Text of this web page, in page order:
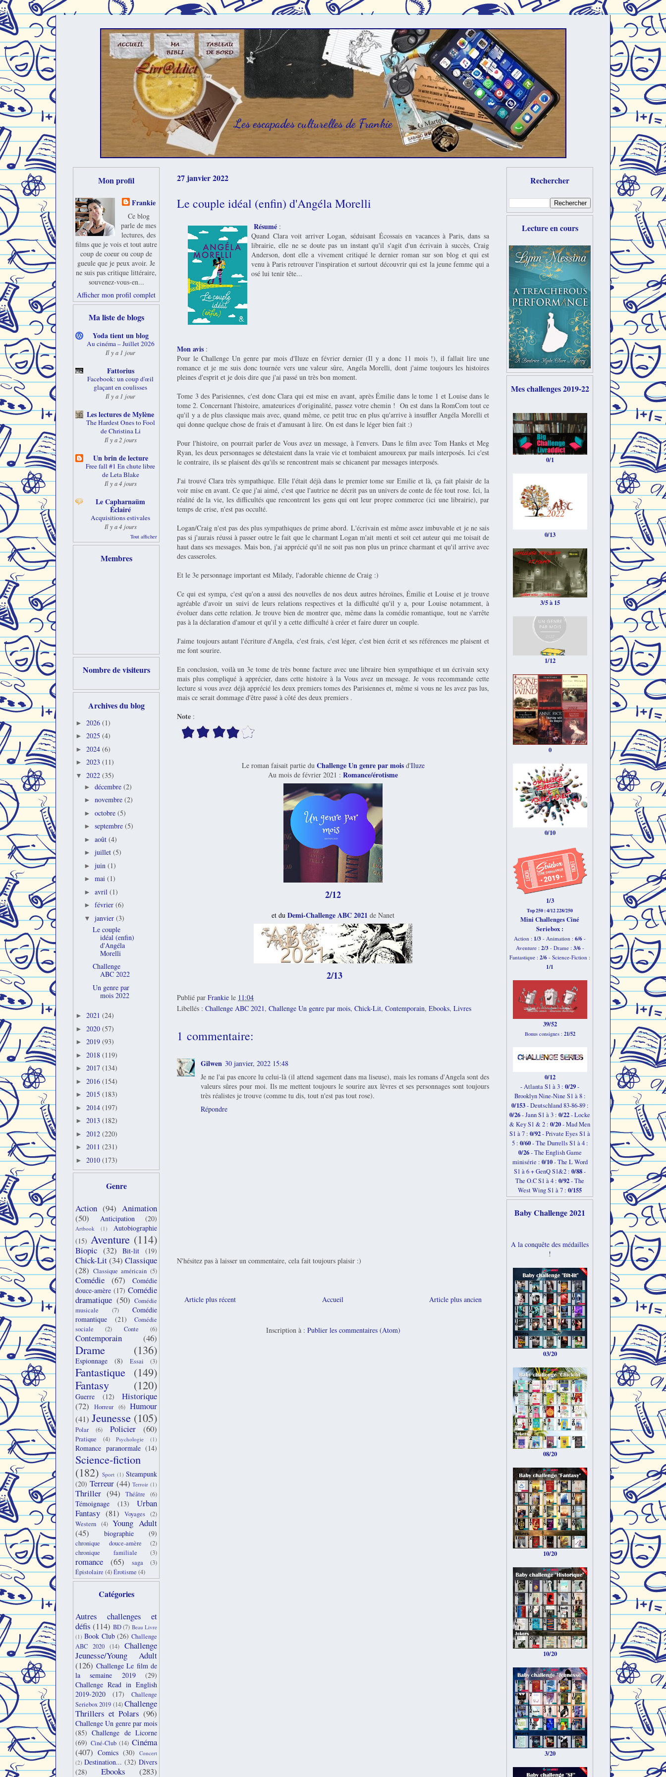
Les escapades culturelles de Frankie
27 janvier 2022
Le couple idéal (enfin) d'Angéla Morelli
Résumé :
Quand Clara voit arriver Logan, séduisant Écossais en vacances à Paris, dans sa
librairie, elle ne se doute pas un instant qu'il s'agit d'un écrivain à succès, Craig
Anderson, dont elle a vivement critiqué le dernier roman sur son blog et qui est
venu à Paris retrouver l'inspiration et surtout découvrir qui est la jeune femme qui a
osé lui tenir tête...
Mon avis :
Pour le Challenge Un genre par mois d'Iluze en février dernier (Il y a donc 11 mois !), il fallait lire une
romance et je me suis donc tournée vers une valeur sûre, Angéla Morelli, dont j'aime toujours les histoires
pleines d'esprit et je dois dire que j'ai passé un très bon moment.
Tome 3 des Parisiennes, c'est donc Clara qui est mise en avant, après Émilie dans le tome 1 et Louise dans le
tome 2. Concernant l'histoire, amateurices d'originalité, passez votre chemin ! On est dans la RomCom tout ce
qu'il y a de plus classique mais avec, quand même, ce petit truc en plus qu'arrive à insuffler Angéla Morelli et
qui donne quelque chose de frais et d'amusant à lire. On est dans le léger bien fait :)
Pour l'histoire, on pourrait parler de Vous avez un message, à l'envers. Dans le film avec Tom Hanks et Meg
Ryan, les deux personnages se détestaient dans la vraie vie et tombaient amoureux par mails interposés. Ici c'est
le contraire, ils se plaisent dès qu'ils se rencontrent mais se chicanent par messages interposés.
J'ai trouvé Clara très sympathique. Elle l'était déjà dans le premier tome sur Emilie et là, ça fait plaisir de la
voir mise en avant. Ce que j'ai aimé, c'est que l'autrice ne décrit pas un univers de conte de fée tout rose. Ici, la
réalité de la vie, les difficultés que rencontrent les gens qui ont leur propre commerce (ici une librairie), par
temps de crise, n'est pas occulté.
Logan/Craig n'est pas des plus sympathiques de prime abord. L'écrivain est même assez imbuvable et je ne sais
pas si j'aurais réussi à passer outre le fait que le charmant Logan m'ait menti et soit cet auteur qui me toisait de
haut dans ses messages. Mais bon, j'ai apprécié qu'il ne soit pas non plus un prince charmant et qu'il arrive avec
des casseroles.
Et le 3e personnage important est Milady, l'adorable chienne de Craig :)
Ce qui est sympa, c'est qu'on a aussi des nouvelles de nos deux autres héroïnes, Émilie et Louise et je trouve
agréable d'avoir un suivi de leurs relations respectives et la difficulté qu'il y a, pour Louise notamment, à
évoluer dans cette relation. Je trouve bien de montrer que, même dans la comédie romantique, tout ne s'arrête
pas à la déclaration d'amour et qu'il y a cette difficulté à créer et faire durer un couple.
J'aime toujours autant l'écriture d'Angéla, c'est frais, c'est léger, c'est bien écrit et ses références me plaisent et
me font sourire.
En conclusion, voilà un 3e tome de très bonne facture avec une libraire bien sympathique et un écrivain sexy
mais plus compliqué à apprécier, dans cette histoire à la Vous avez un message. Je vous recommande cette
lecture si vous avez déjà apprécié les deux premiers tomes des Parisiennes et, même si vous ne les avez pas lus,
mais ce serait dommage d'être passé à côté des deux premiers .
Note :
Le roman faisait partie du Challenge Un genre par moisd'Iluze
Au mois de février 2021 : Romance/érotisme
2/12
et du Demi-Challenge ABC 2021 de Nanet
2/13
Publié par Frankie le 11:04
Libellés : Challenge ABC 2021, Challenge Un genre par mois, Chick-Lit, Contemporain, Ebooks, Livres
1 commentaire:
Gilwen 30 janvier, 2022 15:48
Je ne l'ai pas encore lu celui-là (il attend sagement dans ma liseuse), mais les romans d'Angela sont des
valeurs sûres pour moi. Ils me mettent toujours le sourire aux lèvres et ses personnages sont toujours
très réalistes je trouve (comme tu dis, tout n'est pas tout rose).
Répondre
N'hésitez pas à laisser un commentaire, cela fait toujours plaisir :)
Article plus récent Article plus ancien
Accueil
Inscription à : Publier les commentaires (Atom)
Mon profil
Frankie
Ce blog
parle de mes
lectures, des
films que je vois et tout autre
coup de coeur ou coup de
gueule que je peux avoir. Je
ne suis pas critique littéraire,
souvenez-vous-en...
Afficher mon profil complet
Ma liste de blogs
Yoda tient un blog
Au cinéma – Juillet 2026
Il y a 1 jour
Fattorius
Facebook: un coup d'œil
glaçant en coulisses
Il y a 1 jour
Les lectures de Mylène
The Hardest Ones to Fool
de Christina Li
Il y a 2 jours
Un brin de lecture
Free fall #1 En chute libre
de Leta Blake
Il y a 4 jours
Le Capharnaüm
Éclairé
Acquisitions estivales
Il y a 4 jours
Tout afficher
Membres
Nombre de visiteurs
Archives du blog
► 2026 (1)
► 2025 (4)
► 2024 (6)
► 2023 (11)
▼ 2022 (35)
► décembre (2)
► novembre (2)
► octobre (5)
► septembre (5)
► août (4)
► juillet (5)
► juin (1)
► mai (1)
► avril (1)
► février (6)
▼ janvier (3)
Le couple
idéal (enfin)
d'Angéla
Morelli
Challenge
ABC 2022
Un genre par
mois 2022
► 2021 (24)
► 2020 (57)
► 2019 (93)
► 2018 (119)
► 2017 (134)
► 2016 (154)
► 2015 (183)
► 2014 (197)
► 2013 (182)
► 2012 (220)
► 2011 (231)
► 2010 (173)
Genre
Action (94) Animation
(50)
Anticipation (20)
Artbook (1)
Autobiographie
(15) Aventure (114)
Biopic (32) Bit-lit (19)
Chick-Lit(34) Classique
(28) Classique américain (5)
Comédie (67)
Comédie
douce-amère (17) Comédie
dramatique (50) Comédie
musicale
(7)
Comédie
romantique
(21)
Comédie
sociale
(2) Conte (6)
Contemporain (46)
Drame (136)
Espionnage (8) Essai (3)
Fantastique (149)
Fantasy
(120)
Guerre (12)
Historique
(72)
Horreur (6) Humour
(41) Jeunesse (105)
Polar (6) Policier (60)
Pratique (4) Psychologie (1)
Romance paranormale (14)
Science-fiction
(182) Sport (1) Steampunk
(20) Terreur (44) Terroir (1)
Thriller (94) Théâtre (6)
Témoignage (13)
Urban
Fantasy (81) Voyages (2)
Western (4) Young Adult
(45)
biographie (9)
chronique douce-amère
(2)
chronique familiale
(3)
romance (65) saga
(3)
Épistolaire (4)Érotisme (4)
Catégories
Autres challenges et
défis (114) BD (7) Beau Livre
(1) Book Club (26) Challenge
ABC 2020 (14) Challenge
Jeunesse/Young Adult
(126) Challenge Le film de
la semaine 2019
(29)
Challenge Read in English
2019-2020
(17)
Challenge
Seriebox 2019 (14)Challenge
Thrillers et Polars (96)
Challenge Un genre par mois
(85) Challenge de Licorne
(69) Ciné-Club (14) Cinéma
(407) Comics (30)
Concert
(2) Destination... (32) Divers
(28)
Ebooks
(283)
Rechercher
Lecture en cours
Mes challenges 2019-22
0/1
0/13
3/5 à 15
1/12
0
0/10
1/3
Top 250 : 4/12 228/250
Mini Challenges Ciné
Seriebox :
Action : 1/3 - Animation : 6/6 -
Aventure : 2/3- Drame : 3/6-
Fantastique : 2/6 - Science-Fiction :
1/1
39/52
Bonus consignes : 21/52
0/12
- Atlanta S1 à 3 : 0/29-
Brooklyn Nine-Nine S1 à 8 :
0/153- Deutschland 83-86-89 :
0/26-Jann S1 à 3 : 0/22- Locke
& Key S1 & 2 : 0/20- Mad Men
S1 à 7 : 0/92- Private Eyes S1 à
5 : 0/60- The Durrells S1 à 4 :
0/26- The English Game
minisérie : 0/10- The L Word
S1 à 6 + GenQ S1&2 : 0/88-
The O.C S1 à 4 : 0/92- The
West Wing S1 à 7 : 0/155
Baby Challenge 2021
A la conquête des médailles
!
03/20
08/20
10/20
10/20
3/20